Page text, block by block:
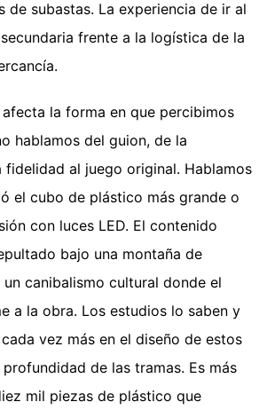
de subastas. La experiencia de ir al
frente a la logística de la
la forma en que percibimos
hablamos del guion, de la
al juego original. Hablamos
el cubo de plástico más grande o
con luces LED. El contenido
bajo una montaña de
canibalismo cultural donde el
a la obra. Los estudios lo saben y
vez más en el diseño de estos
de las tramas. Es más
mil piezas de plástico que